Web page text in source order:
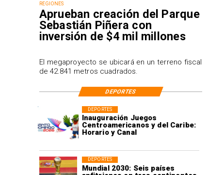
Inauguración Juegos
Centroamericanos y del Caribe:
Horario y Canal
DEPORTES
Mundial 2030: Seis países
DEPORTES
REGIONES
Aprueban creación del Parque
Sebastián Piñera con
inversión de $4 mil millones
El megaproyecto se ubicará en un terreno fiscal
de 42.841 metros cuadrados.
DEPORTES